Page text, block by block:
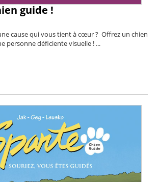
guide !
cause qui vous tient à cœur ? Offrez un chien
personne déficiente visuelle ! ...